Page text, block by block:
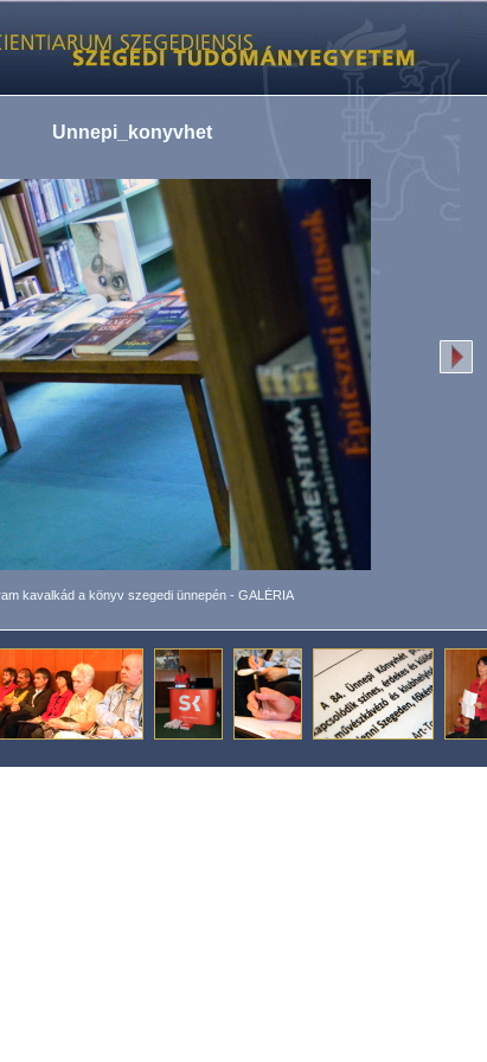
Unnepi_konyvhet
kavalkád a könyv szegedi ünnepén - GALÉRIA